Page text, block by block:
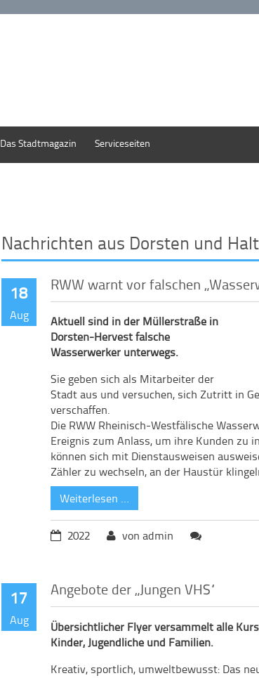
Das Stadtmagazin Serviceseiten
Nachrichten aus Dorsten und
18
Aug
RWW warnt vor falschen
Aktuell sind in der Müllerstraße in
Dorsten-Hervest falsche
Wasserwerker unterwegs.
Sie geben sich als Mitarbeiter der
Stadt aus und versuchen, sich Zutritt in
verschaffen.
Die RWW Rheinisch-Westfälische
Ereignis zum Anlass, um ihre Kunden zu
können sich mit Dienstausweisen
Zähler zu wechseln, an der Haustür
Weiterlesen …
2022 von admin
17
Aug
Angebote der „Jungen VHS“
Übersichtlicher Flyer versammelt alle
Kinder, Jugendliche und Familien.
Kreativ, sportlich, umweltbewusst: Das